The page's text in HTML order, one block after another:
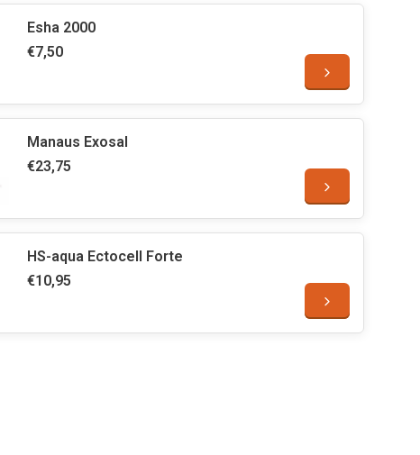
Esha 2000
€7,50
Manaus Exosal
€23,75
HS-aqua Ectocell Forte
€10,95